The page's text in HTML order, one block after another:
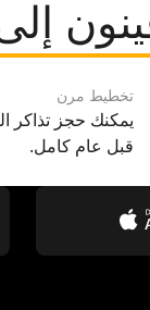
إلى
تخطيط مرن
يمكنك حجز تذاكر
قبل عام كامل.